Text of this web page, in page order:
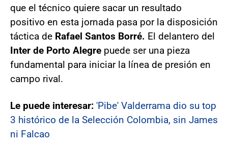
que el técnico quiere sacar un resultado
positivo en esta jornada pasa por la disposición
táctica de Rafael Santos Borré. El delantero del
Inter de Porto Alegre puede ser una pieza
fundamental para iniciar la línea de presión en
campo rival.
Le puede interesar: 'Pibe' Valderrama dio su top
3 histórico de la Selección Colombia, sin James
ni Falcao